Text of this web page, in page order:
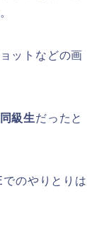
ットなどの画
同級生だったと
のやりとりは